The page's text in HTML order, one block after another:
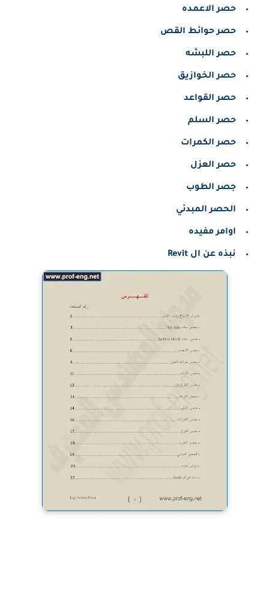
حصر الاعمده
حصر حوائط القص
حصر اللبشه
حصر الخوازيق
حصر القواعد
حصر السلم
حصر الكمرات
حصر العزل
جصر الطوب
الحصر المبدئي
اوامر مفيده
نبذه عن ال Revit